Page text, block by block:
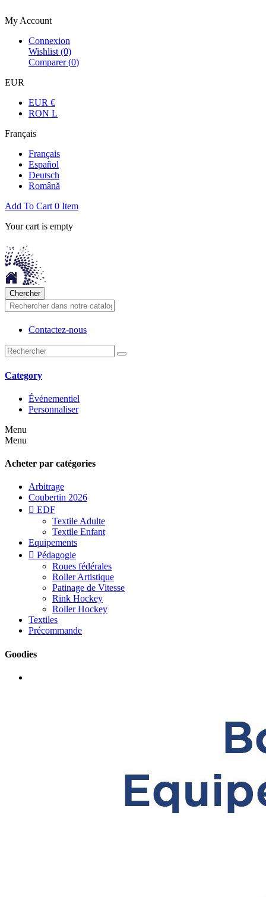
My Account
Connexion
Wishlist (0)
Comparer (0)
EUR
EUR €
RON L
Français
Français
Español
Deutsch
Română
Add To Cart 0 Item
Your cart is empty
Chercher
Contactez-nous
Category
Événementiel
Personnaliser
Menu
Menu
Acheter par catégories
Arbitrage
Coubertin 2026
 EDF
Textile Adulte
Textile Enfant
Equipements
 Pédagogie
Roues fédérales
Roller Artistique
Patinage de Vitesse
Rink Hockey
Roller Hockey
Textiles
Précommande
Goodies